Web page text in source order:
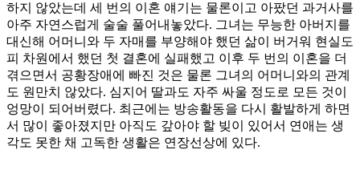
하지 않았는데 세 번의 이혼 얘기는 물론이고 아팠던 과거사를
아주 자연스럽게 술술 풀어내놓았다. 그녀는 무능한 아버지를
대신해 어머니와 두 자매를 부양해야 했던 삶이 버거워 현실도
피 차원에서 했던 첫 결혼에 실패했고 이후 두 번의 이혼을 더
겪으면서 공황장애에 빠진 것은 물론 그녀의 어머니와의 관계
도 원만치 않았다. 심지어 딸과도 자주 싸울 정도로 모든 것이
엉망이 되어버렸다. 최근에는 방송활동을 다시 활발하게 하면
서 많이 좋아졌지만 아직도 갚아야 할 빚이 있어서 연애는 생
각도 못한 채 고독한 생활은 연장선상에 있다.